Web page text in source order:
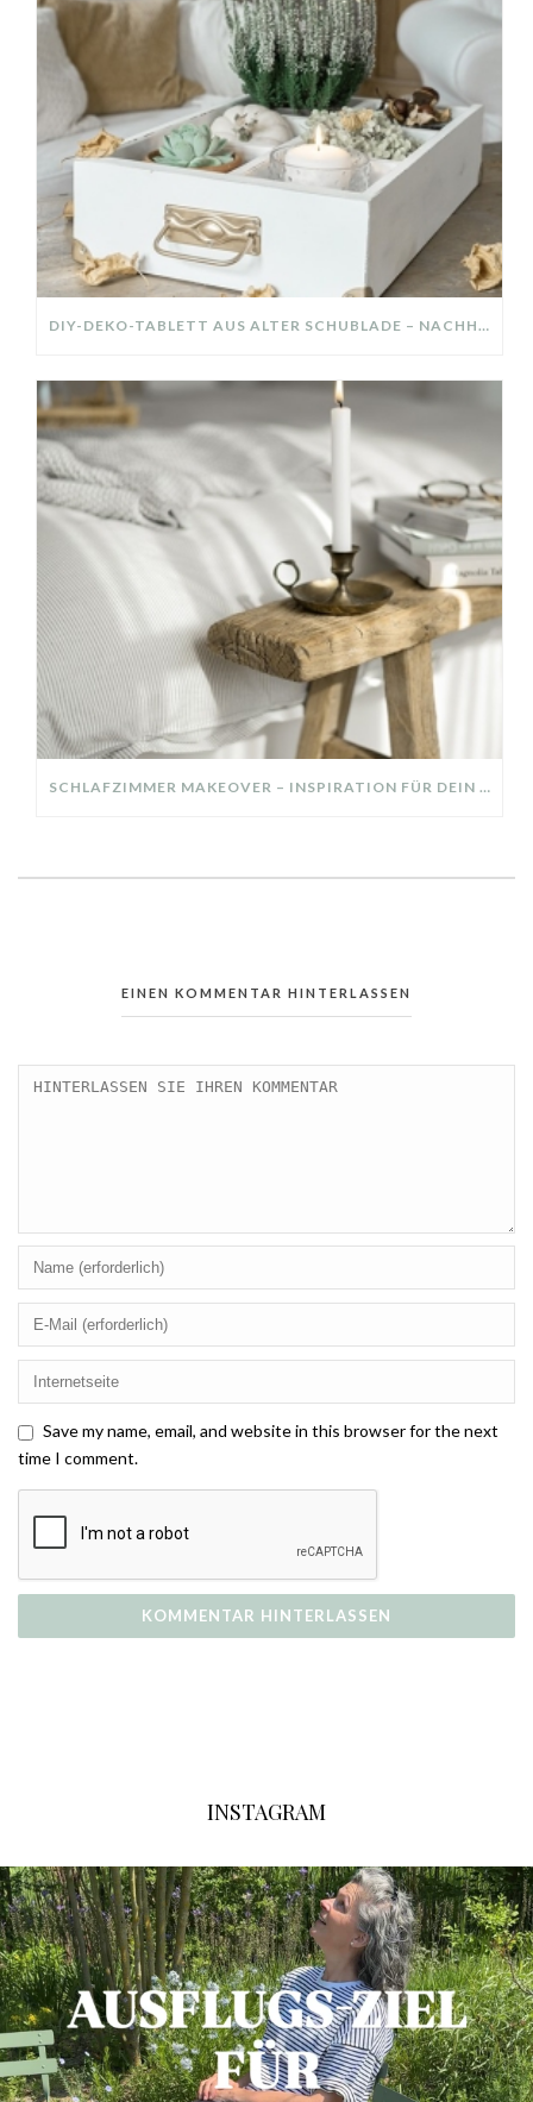
DIY-DEKO-TABLETT AUS ALTER SCHUBLADE – NACHHALTIGE HERBSTDEKO SELBER MACHEN!
SCHLAFZIMMER MAKEOVER – INSPIRATION FÜR DEIN SCHLAFZIMMER: AUS ALT MACH NEU – HELL, GEMÜTLICH UND EINLADEND
EINEN KOMMENTAR HINTERLASSEN
Save my name, email, and website in this browser for the next
time I comment.
INSTAGRAM